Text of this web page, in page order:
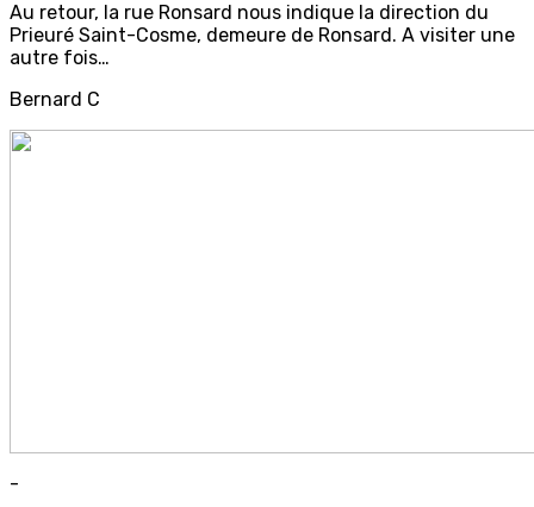
Au retour, la rue Ronsard nous indique la direction du
Prieuré Saint-Cosme, demeure de Ronsard. A visiter une
autre fois…
Bernard C
-